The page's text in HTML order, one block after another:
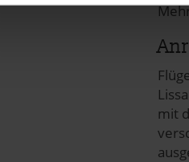
von ihnen sind notwendig,
zu betreiben. Du
»Akzeptieren« einwilligen
bzw. von dir
jederzeit abwählen.
mit